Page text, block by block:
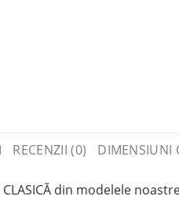
RECENZII (0) DIMENSIUNI
CLASICĂ din modelele